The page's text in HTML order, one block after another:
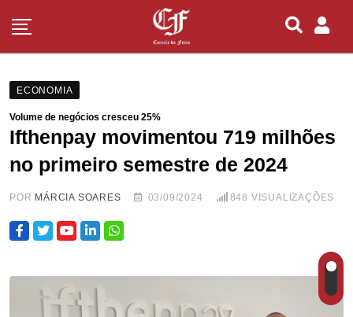
ECONOMIA
Volume de negócios cresceu 25%
Ifthenpay movimentou 719 milhões
no primeiro semestre de 2024
POR MÁRCIA SOARES 03/09/2024 848 VISUALIZAÇÕES